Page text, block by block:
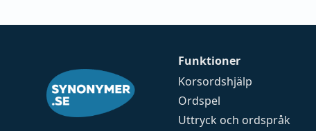
Funktioner
Korsordshjälp
Ordspel
Uttryck och ordspråk